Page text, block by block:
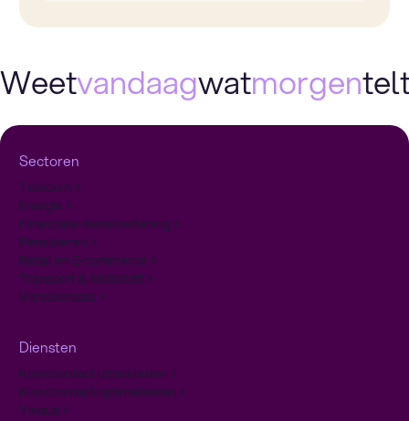
Weetvandaagwatmorgen
Sectoren
Telecom
Energie
Financiële dienstverlening
Pensioenen
Retail en E-commerce
Transport & Mobiliteit
Verzekeraars
Diensten
Klantcontact uitbesteden
Klantcontact optimaliseren
Yava.ai